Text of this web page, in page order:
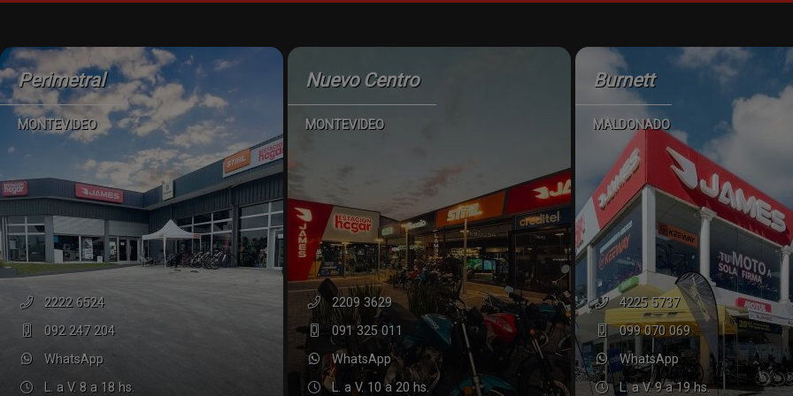
Perimetral
MONTEVIDEO
2222 6524
092 247 204
WhatsApp
L. a V. 8 a 18 hs.
Nuevo Centro
MONTEVIDEO
2209 3629
091 325 011
WhatsApp
L. a V. 10 a 20 hs.
Burnett
MALDONADO
4225 5737
099 070 069
WhatsApp
L. a V. 9 a 19 hs.